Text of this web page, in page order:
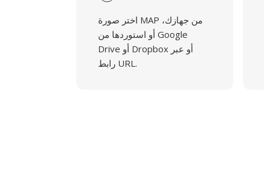
اختر صورة MAP من جهازك،
أو استوردها من Google
Drive أو Dropbox أو عبر
رابط URL.